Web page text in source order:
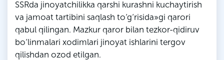
SSRda jinoyatchilikka qarshi kurashni kuchaytirish
va jamoat tartibini saqlash to‘g‘risida»gi qarori
qabul qilingan. Mazkur qaror bilan tezkor-qidiruv
bo‘linmalari xodimlari jinoyat ishlarini tergov
qilishdan ozod etilgan.